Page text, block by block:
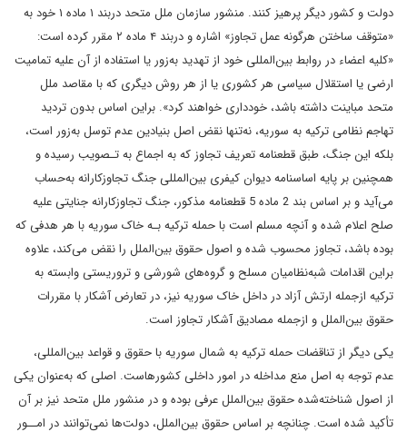
دولت و کشور دیگر پرهیز کنند. منشور سازمان ملل متحد دربند ۱ ماده ۱ خود به
«متوقف ساختن هرگونه عمل تجاوز» اشاره و دربند ۴ ماده ۲ مقرر کرده است:
«کلیه اعضاء در روابط بین‌المللی خود از تهدید به‌زور یا استفاده از آن علیه تمامیت
ارضی یا استقلال سیاسی هر کشوری یا از هر روش دیگری که با مقاصد ملل
متحد مباینت داشته باشد، خودداری خواهند کرد». براین اساس بدون تردید
تهاجم‌ نظامی‌ ترکیه به سوریه، نه‌تنها‌ نقض‌ اصل بنیادین عدم توسل به‌زور است،
بلکه این جنگ، طبق قطعنامه تعریف تجاوز که‌ به‌ اجماع به تـصویب رسیده و
همچنین‌ بر پایه‌ اساسنامه‌ دیوان کیفری بین‌المللی‌ جنگ‌ تجاوزکارانه به‌حساب
می‌آید و بر اساس بند 2 ماده 5 قطعنامه مذکور، جنگ تجاوزکارانه جنایتی علیه‌
صلح‌ اعلام شده و آنچه‌‌ مسلم است با حمله ترکیه بـه خاک سوریه با هر هدفی که
بوده باشد، تجاوز محسوب شده و اصول حقوق بین‌الملل را نقض می‌کند، علاوه
براین اقدامات شبه‌نظامیان مسلح و گروه‌های شورشی و تروریستی وابسته به
ترکیه ازجمله ارتش آزاد در داخل خاک سوریه نیز، در تعارض آشکار با مقررات
حقوق بین‌الملل و ازجمله مصادیق آشکار تجاوز است.
یکی دیگر از تناقضات حمله ترکیه به شمال سوریه با حقوق و قواعد بین‌المللی،
عدم توجه به اصل منع مداخله در امور داخلی کشورهاست. اصلی که به‌عنوان یکی
از اصول شناخته‌شده حقوق بین‌الملل عرفی بوده و در منشور ملل متحد نیز بر آن
تأکید شده است. چنانچه بر اساس حقوق‌ بین‌الملل، دولت‌ها نمی‌توانند در امــور